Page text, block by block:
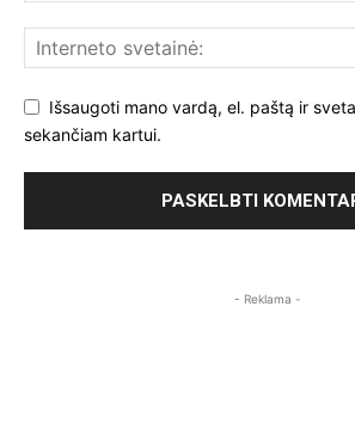
Išsaugoti mano vardą, el. paštą ir
sekančiam kartui.
- Reklama -